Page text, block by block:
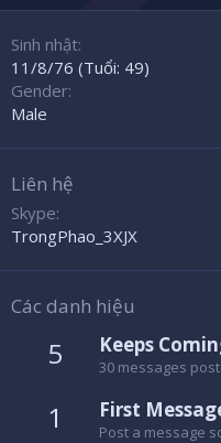
Sinh nhật
11/8/76 (Tuổi: 49)
Gender
Male
Liên hệ
Skype
TrongPhao_3XJX
Các danh hiệu
5 Keeps
30 messages
1 First
Post a message